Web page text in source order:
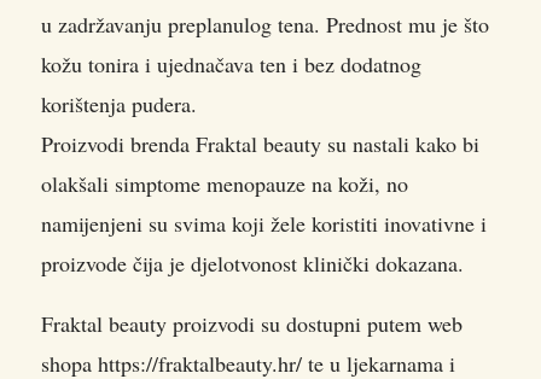
u zadržavanju preplanulog tena. Prednost mu je što
kožu tonira i ujednačava ten i bez dodatnog
korištenja pudera.
Proizvodi brenda Fraktal beauty su nastali kako bi
olakšali simptome menopauze na koži, no
namijenjeni su svima koji žele koristiti inovativne i
proizvode čija je djelotvonost klinički dokazana.
Fraktal beauty proizvodi su dostupni putem web
shopa https://fraktalbeauty.hr/ te u ljekarnama i